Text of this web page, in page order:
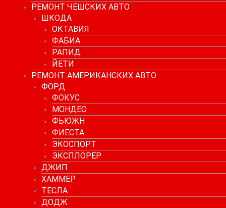
РЕМОНТ ЧЕШСКИХ АВТО
ШКОДА
ОКТАВИЯ
ФАБИА
РАПИД
ЙЕТИ
РЕМОНТ АМЕРИКАНСКИХ АВТО
ФОРД
ФОКУС
МОНДЕО
ФЬЮЖН
ФИЕСТА
ЭКОСПОРТ
ЭКСПЛОРЕР
ДЖИП
ХАММЕР
ТЕСЛА
ДОДЖ